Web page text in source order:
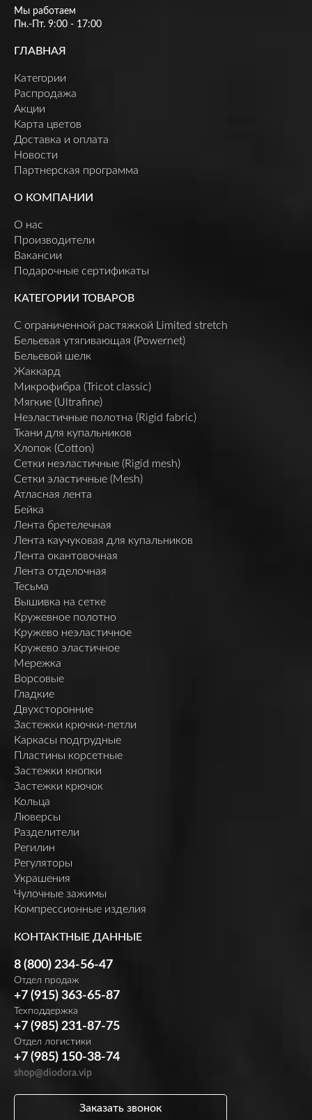
Мы работаем
Пн.-Пт. 9:00 - 17:00
ГЛАВНАЯ
Категории
Распродажа
Акции
Карта цветов
Доставка и оплата
Новости
Партнерская программа
О КОМПАНИИ
О нас
Производители
Вакансии
Подарочные сертификаты
КАТЕГОРИИ ТОВАРОВ
C ограниченной растяжкой Limited stretch
Бельевая утягивающая (Powernet)
Бельевой шелк
Жаккард
Микрофибра (Tricot classic)
Мягкие (Ultrafine)
Неэластичные полотна (Rigid fabric)
Ткани для купальников
Хлопок (Cotton)
Сетки неэластичные (Rigid mesh)
Сетки эластичные (Mesh)
Атласная лента
Бейка
Лента бретелечная
Лента каучуковая для купальников
Лента окантовочная
Лента отделочная
Тесьма
Вышивка на сетке
Кружевное полотно
Кружево неэластичное
Кружево эластичное
Мережка
Ворсовые
Гладкие
Двухсторонние
Застежки крючки-петли
Каркасы подгрудные
Пластины корсетные
Застежки кнопки
Застежки крючок
Кольца
Люверсы
Разделители
Регилин
Регуляторы
Украшения
Чулочные зажимы
Компрессионные изделия
КОНТАКТНЫЕ ДАННЫЕ
8 (800) 234-56-47
Отдел продаж
+7 (915) 363-65-87
Техподдержка
+7 (985) 231-87-75
Отдел логистики
+7 (985) 150-38-74
shop@diodora.vip
Заказать звонок